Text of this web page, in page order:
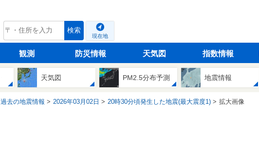
tenki.jp 検索
現在地
観測 防災情報 天気図 指数情報
天気図 PM2.5分布予測 地震情報
過去の地震情報 2026年03月02日 20時30分頃発生した地震(最大震度1) 拡大画像